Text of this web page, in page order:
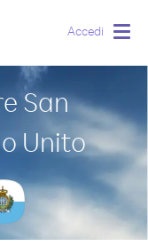
Accedi
San
Unito